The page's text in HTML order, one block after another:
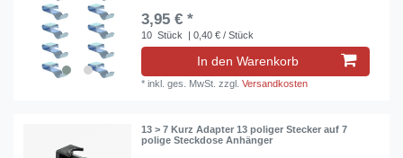
3,95 € *
10 Stück | 0,40 € / Stück
In den Warenkorb
*inkl. ges. MwSt. zzgl.Versandkosten
13 > 7 Kurz Adapter 13 poliger Stecker auf 7
polige Steckdose Anhänger